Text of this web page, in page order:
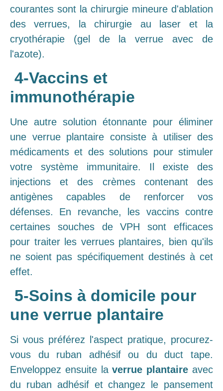
courantes sont la chirurgie mineure d'ablation
des verrues, la chirurgie au laser et la
cryothérapie (gel de la verrue avec de
l'azote).
4-Vaccins et
immunothérapie
Une autre solution étonnante pour éliminer
une verrue plantaire consiste à utiliser des
médicaments et des solutions pour stimuler
votre système immunitaire. Il existe des
injections et des crèmes contenant des
antigènes capables de renforcer vos
défenses. En revanche, les vaccins contre
certaines souches de VPH sont efficaces
pour traiter les verrues plantaires, bien qu'ils
ne soient pas spécifiquement destinés à cet
effet.
5-Soins à domicile pour
une verrue plantaire
Si vous préférez l'aspect pratique, procurez-
vous du ruban adhésif ou du duct tape.
Enveloppez ensuite laverrue plantaire avec
du ruban adhésif et changez le pansement